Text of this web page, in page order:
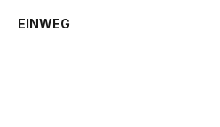
EINWEG